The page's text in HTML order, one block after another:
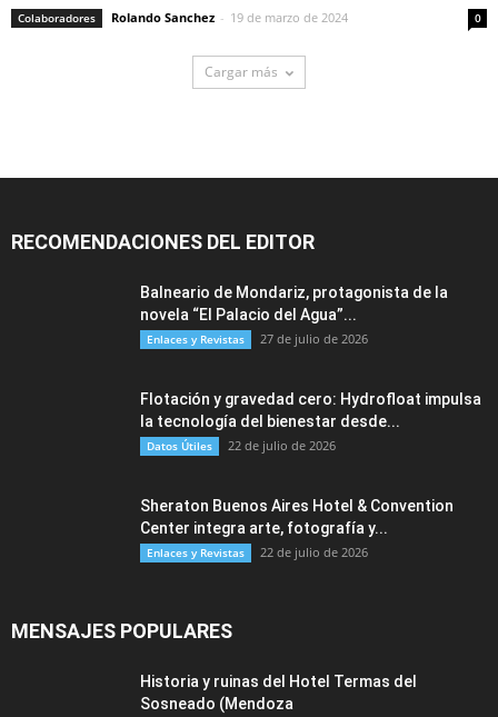
Colaboradores Rolando Sanchez - 19 de marzo de 2024 0
Cargar más
RECOMENDACIONES DEL EDITOR
Balneario de Mondariz, protagonista de la
novela “El Palacio del Agua”...
Enlaces y Revistas 27 de julio de 2026
Flotación y gravedad cero: Hydrofloat impulsa
la tecnología del bienestar desde...
Datos Útiles 22 de julio de 2026
Sheraton Buenos Aires Hotel & Convention
Center integra arte, fotografía y...
Enlaces y Revistas 22 de julio de 2026
MENSAJES POPULARES
Historia y ruinas del Hotel Termas del
Sosneado (Mendoza